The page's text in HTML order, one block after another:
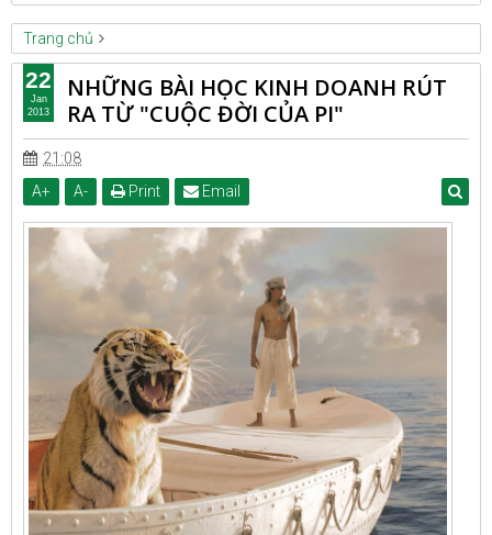
Trang chủ
BUSINESS
NHỮNG BÀI HỌC KINH DOANH RÚT RA TỪ "CUỘC ĐỜI CỦA PI"
NHỮNG BÀI HỌC KINH DOANH RÚT
RA TỪ "CUỘC ĐỜI CỦA PI"
21:08
A+ A- Print Email
22
Jan
2013